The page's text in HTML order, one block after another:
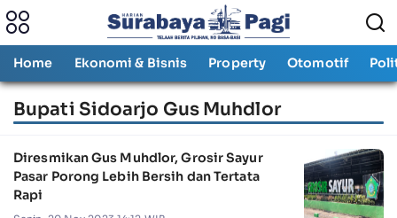
Home Ekonomi & Bisnis Property Otomotif
Bupati Sidoarjo Gus Muhdlor
Diresmikan Gus Muhdlor, Grosir Sayur
Pasar Porong Lebih Bersih dan Tertata
Rapi